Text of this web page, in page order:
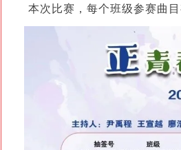
本次比赛，每个班级参赛曲